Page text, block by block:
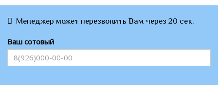
Менеджер может перезвонить Вам через 20 сек.
Ваш сотовый